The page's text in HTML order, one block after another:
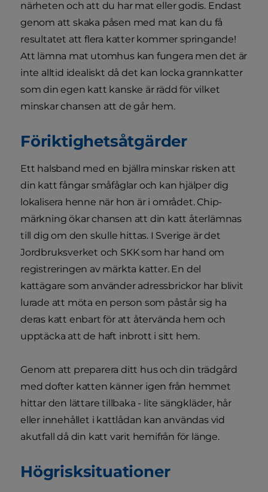
närheten och att du har mat eller godis. Endast
genom att skaka påsen med mat kan du få
resultatet att flera katter kommer springande!
Att lämna mat utomhus kan fungera men det är
inte alltid idealiskt då det kan locka grannkatter
som din egen katt kanske är rädd för vilket
minskar chansen att de går hem.
Föriktighetsåtgärder
Ett halsband med en bjällra minskar risken att
din katt fångar småfåglar och kan hjälper dig
lokalisera henne när hon är i området. Chip-
märkning ökar chansen att din katt återlämnas
till dig om den skulle hittas. I Sverige är det
Jordbruksverket och SKK som har hand om
registreringen av märkta katter. En del
kattägare som använder adressbrickor har blivit
lurade att möta en person som påstår sig ha
deras katt enbart för att återvända hem och
upptäcka att de haft inbrott i sitt hem.
Genom att preparera ditt hus och din trädgård
med dofter katten känner igen från hemmet
hittar den lättare tillbaka - lite sängkläder, hår
eller innehållet i kattlådan kan användas vid
akutfall då din katt varit hemifrån för länge.
Högrisksituationer